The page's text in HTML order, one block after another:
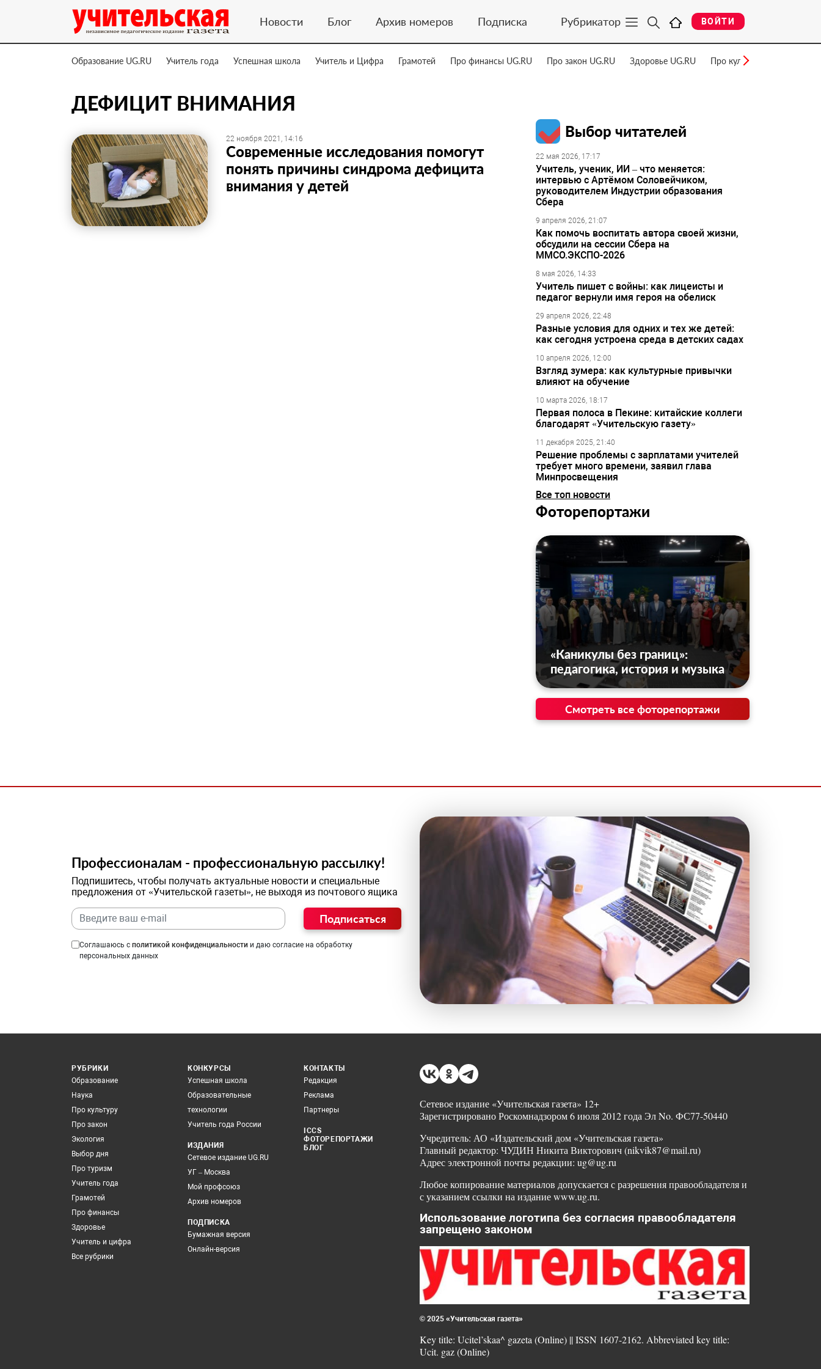
Новости Блог Архив номеров Подписка Рубрикатор ВОЙТИ
Образование UG.RU Учитель года Успешная школа Учитель и Цифра Грамотей Про финансы UG.RU Про закон UG.RU Здоровье UG.RU Про культуру UG.RU
ДЕФИЦИТ ВНИМАНИЯ
22 ноября 2021, 14:16
Современные исследования помогут
понять причины синдрома дефицита
внимания у детей
Выбор читателей
22 мая 2026, 17:17
Учитель, ученик, ИИ – что меняется:
интервью с Артёмом Соловейчиком,
руководителем Индустрии образования
Сбера
9 апреля 2026, 21:07
Как помочь воспитать автора своей жизни,
обсудили на сессии Сбера на
ММСО.ЭКСПО-2026
8 мая 2026, 14:33
Учитель пишет с войны: как лицеисты и
педагог вернули имя героя на обелиск
29 апреля 2026, 22:48
Разные условия для одних и тех же детей:
как сегодня устроена среда в детских садах
10 апреля 2026, 12:00
Взгляд зумера: как культурные привычки
влияют на обучение
10 марта 2026, 18:17
Первая полоса в Пекине: китайские коллеги
благодарят «Учительскую газету»
11 декабря 2025, 21:40
Решение проблемы с зарплатами учителей
требует много времени, заявил глава
Минпросвещения
Все топ новости
Фоторепортажи
«Каникулы без границ»:
педагогика, история и музыка
Смотреть все фоторепортажи
Профессионалам - профессиональную рассылку!
Подпишитесь, чтобы получать актуальные новости и специальные
предложения от «Учительской газеты», не выходя из почтового ящика
Подписаться
Соглашаюсь с политикой конфиденциальности и даю согласие на обработку
персональных данных
РУБРИКИ
Образование
Наука
Про культуру
Про закон
Экология
Выбор дня
Про туризм
Учитель года
Грамотей
Про финансы
Здоровье
Учитель и цифра
Все рубрики
КОНКУРСЫ
Успешная школа
Образовательные
технологии
Учитель года России
ИЗДАНИЯ
Сетевое издание UG.RU
УГ – Москва
Мой профсоюз
Архив номеров
ПОДПИСКА
Бумажная версия
Онлайн-версия
КОНТАКТЫ
Редакция
Реклама
Партнеры
ICCS
ФОТОРЕПОРТАЖИ
БЛОГ
Сетевое издание «Учительская газета» 12+
Зарегистрировано Роскомнадзором 6 июля 2012 года Эл No. ФС77-50440
Учредитель: АО «Издательский дом «Учительская газета»
Главный редактор: ЧУДИН Никита Викторович (nikvik87@mail.ru)
Адрес электронной почты редакции: ug@ug.ru
Любое копирование материалов допускается с разрешения правообладателя и
с указанием ссылки на издание www.ug.ru.
Использование логотипа без согласия правообладателя
запрещено законом
© 2025 «Учительская газета»
Key title: Ucitel’skaa^ gazeta (Online) || ISSN 1607-2162. Abbreviated key title:
Ucit. gaz (Online)